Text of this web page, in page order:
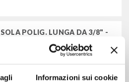
Informazioni sui cookie
POLIG. LUNGA DA 3/8" -